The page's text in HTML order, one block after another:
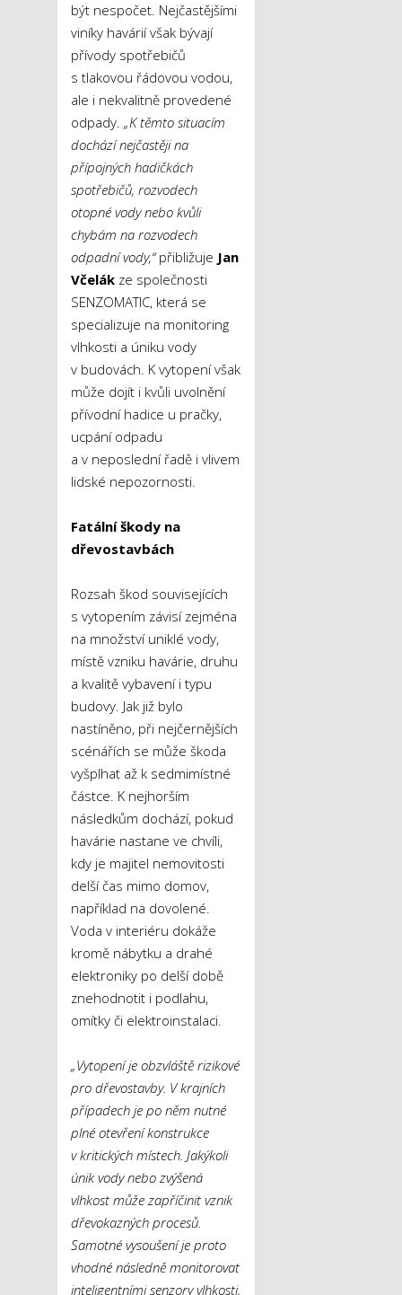
být nespočet. Nejčastějšími
viníky havárií však bývají
přívody spotřebičů
s tlakovou řádovou vodou,
ale i nekvalitně provedené
odpady. „K těmto situacím
dochází nejčastěji na
přípojných hadičkách
spotřebičů, rozvodech
otopné vody nebo kvůli
chybám na rozvodech
odpadní vody,“přibližuje Jan
Včelák ze společnosti
SENZOMATIC, která se
specializuje na monitoring
vlhkosti a úniku vody
v budovách. K vytopení však
může dojít i kvůli uvolnění
přívodní hadice u pračky,
ucpání odpadu
a v neposlední řadě i vlivem
lidské nepozornosti.
Fatální škody na
dřevostavbách
Rozsah škod souvisejících
s vytopením závisí zejména
na množství uniklé vody,
místě vzniku havárie, druhu
a kvalitě vybavení i typu
budovy. Jak již bylo
nastíněno, při nejčernějších
scénářích se může škoda
vyšplhat až k sedmimístné
částce. K nejhorším
následkům dochází, pokud
havárie nastane ve chvíli,
kdy je majitel nemovitosti
delší čas mimo domov,
například na dovolené.
Voda v interiéru dokáže
kromě nábytku a drahé
elektroniky po delší době
znehodnotit i podlahu,
omítky či elektroinstalaci.
„Vytopení je obzvláště rizikové
pro dřevostavby. V krajních
případech je po něm nutné
plné otevření konstrukce
v kritických místech. Jakýkoli
únik vody nebo zvýšená
vlhkost může zapříčinit vznik
dřevokazných procesů.
Samotné vysoušení je proto
vhodné následně monitorovat
inteligentními senzory vlhkosti,